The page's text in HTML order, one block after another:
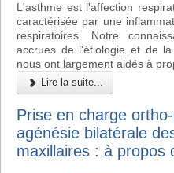
L'asthme est l'affection
caractérisée par une
respiratoires. Notre
accrues de l'étiologie et de
nous ont largement aidés à
Lire la suite...
Prise en charge
agénésie bilatérale
maxillaires : à propos